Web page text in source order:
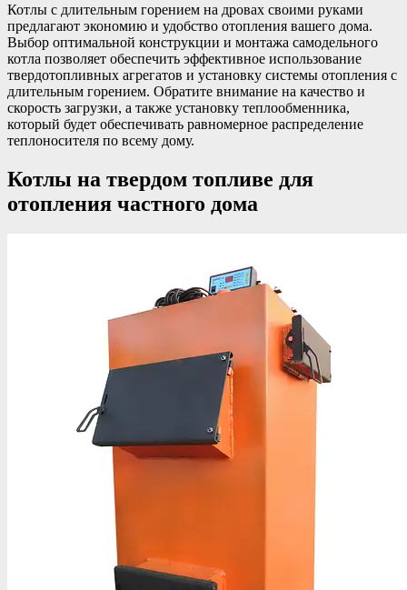
Котлы с длительным горением на дровах своими руками
предлагают экономию и удобство отопления вашего дома.
Выбор оптимальной конструкции и монтажа самодельного
котла позволяет обеспечить эффективное использование
твердотопливных агрегатов и установку системы отопления с
длительным горением. Обратите внимание на качество и
скорость загрузки, а также установку теплообменника,
который будет обеспечивать равномерное распределение
теплоносителя по всему дому.
Котлы на твердом топливе для
отопления частного дома